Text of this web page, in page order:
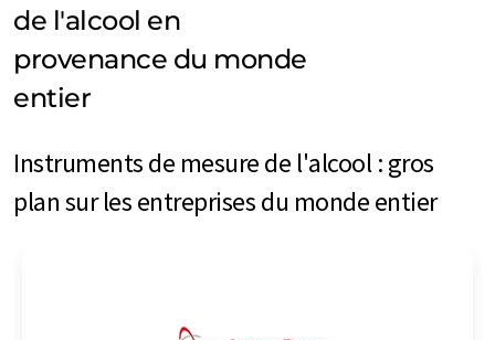
de l'alcool en
provenance du monde
entier
Instruments de mesure de l'alcool : gros
plan sur les entreprises du monde entier